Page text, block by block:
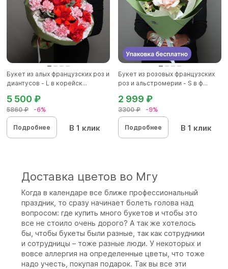
Букет из алых французских роз и
диантусов - L в корейск...
5860 ₽ -6%
5 500 ₽
Подробнее В 1 клик
Букет из розовых французских
роз и альстромерии - S в ф...
3300 ₽ -9%
2 999 ₽
Подробнее В 1 клик
Доставка цветов во Мгу
Когда в календаре все ближе профессиональный
праздник, то сразу начинает болеть голова над
вопросом: где купить много букетов и чтобы это
все не стоило очень дорого? А так же хотелось
бы, чтобы букеты были разные, так как сотрудники
и сотрудницы – тоже разные люди. У некоторых и
вовсе аллергия на определенные цветы, что тоже
надо учесть, покупая подарок. Так вы все эти